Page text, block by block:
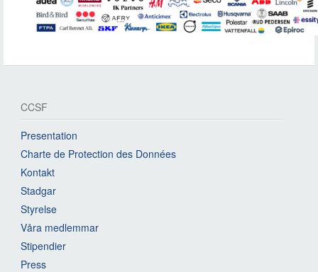
CCSF
Presentation
Charte de Protection des Données
Kontakt
Stadgar
Styrelse
Våra medlemmar
Stipendier
Press